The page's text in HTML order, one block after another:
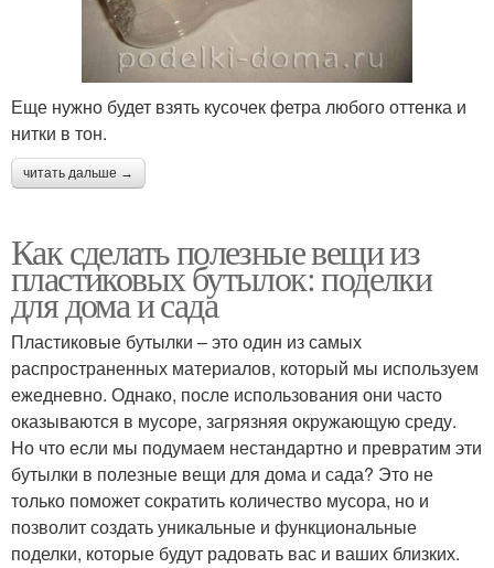
Еще нужно будет взять кусочек фетра любого оттенка и
нитки в тон.
читать дальше →
Как сделать полезные вещи из
пластиковых бутылок: поделки
для дома и сада
Пластиковые бутылки – это один из самых
распространенных материалов, который мы используем
ежедневно. Однако, после использования они часто
оказываются в мусоре, загрязняя окружающую среду.
Но что если мы подумаем нестандартно и превратим эти
бутылки в полезные вещи для дома и сада? Это не
только поможет сократить количество мусора, но и
позволит создать уникальные и функциональные
поделки, которые будут радовать вас и ваших близких.